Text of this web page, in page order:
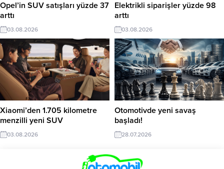
Opel’in SUV satışları yüzde 37
arttı
03.08.2026
Elektrikli siparişler yüzde 98
arttı
03.08.2026
Xiaomi’den 1.705 kilometre
menzilli yeni SUV
03.08.2026
Otomotivde yeni savaş
başladı!
28.07.2026